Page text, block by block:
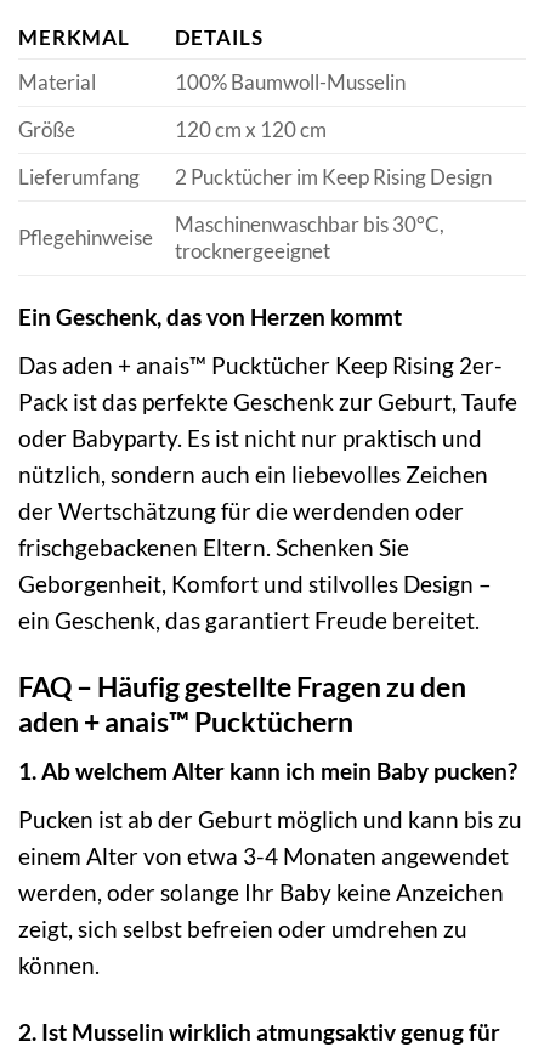
MERKMAL
DETAILS
Material
100% Baumwoll-Musselin
Größe
120 cm x 120 cm
Lieferumfang
2 Pucktücher im Keep Rising Design
Pflegehinweise
Maschinenwaschbar bis 30°C,
trocknergeeignet
Ein Geschenk, das von Herzen kommt
Das aden + anais™ Pucktücher Keep Rising 2er-
Pack ist das perfekte Geschenk zur Geburt, Taufe
oder Babyparty. Es ist nicht nur praktisch und
nützlich, sondern auch ein liebevolles Zeichen
der Wertschätzung für die werdenden oder
frischgebackenen Eltern. Schenken Sie
Geborgenheit, Komfort und stilvolles Design –
ein Geschenk, das garantiert Freude bereitet.
FAQ – Häufig gestellte Fragen zu den
aden + anais™ Pucktüchern
1. Ab welchem Alter kann ich mein Baby pucken?
Pucken ist ab der Geburt möglich und kann bis zu
einem Alter von etwa 3-4 Monaten angewendet
werden, oder solange Ihr Baby keine Anzeichen
zeigt, sich selbst befreien oder umdrehen zu
können.
2. Ist Musselin wirklich atmungsaktiv genug für